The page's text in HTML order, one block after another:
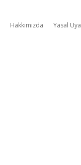
Hakkımızda Yasal